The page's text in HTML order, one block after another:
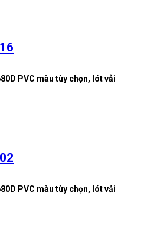
PVC màu tùy chọn, lót vải
PVC màu tùy chọn, lót vải